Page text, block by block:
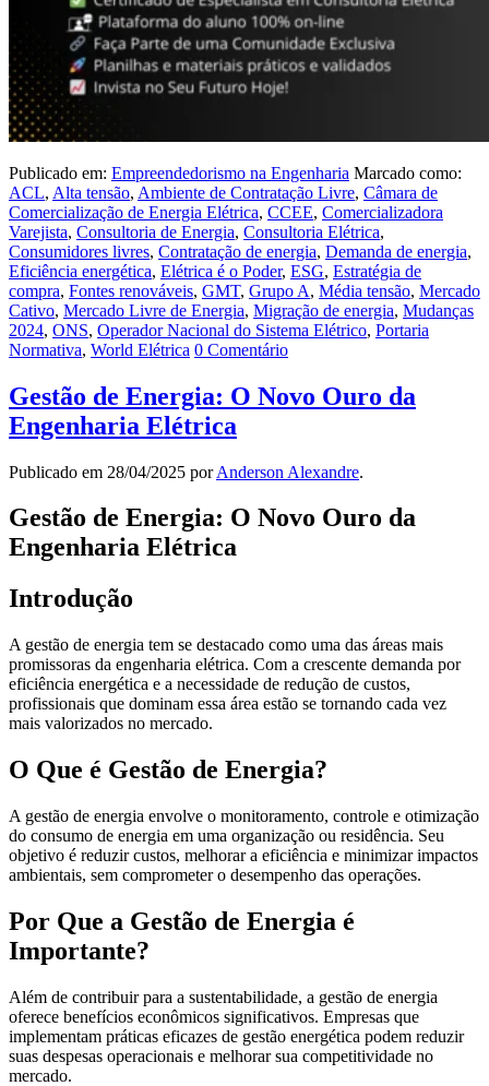
Publicado em: Empreendedorismo na Engenharia Marcado como:
ACL, Alta tensão, Ambiente de Contratação Livre, Câmara de
Comercialização de Energia Elétrica, CCEE, Comercializadora
Varejista, Consultoria de Energia, Consultoria Elétrica,
Consumidores livres, Contratação de energia, Demanda de energia,
Eficiência energética, Elétrica é o Poder, ESG, Estratégia de
compra, Fontes renováveis, GMT, Grupo A, Média tensão, Mercado
Cativo, Mercado Livre de Energia, Migração de energia, Mudanças
2024, ONS, Operador Nacional do Sistema Elétrico, Portaria
Normativa, World Elétrica 0 Comentário
Gestão de Energia: O Novo Ouro da
Engenharia Elétrica
Publicado em 28/04/2025 porAnderson Alexandre.
Gestão de Energia: O Novo Ouro da
Engenharia Elétrica
Introdução
A gestão de energia tem se destacado como uma das áreas mais
promissoras da engenharia elétrica. Com a crescente demanda por
eficiência energética e a necessidade de redução de custos,
profissionais que dominam essa área estão se tornando cada vez
mais valorizados no mercado.
O Que é Gestão de Energia?
A gestão de energia envolve o monitoramento, controle e otimização
do consumo de energia em uma organização ou residência. Seu
objetivo é reduzir custos, melhorar a eficiência e minimizar impactos
ambientais, sem comprometer o desempenho das operações.
Por Que a Gestão de Energia é
Importante?
Além de contribuir para a sustentabilidade, a gestão de energia
oferece benefícios econômicos significativos. Empresas que
implementam práticas eficazes de gestão energética podem reduzir
suas despesas operacionais e melhorar sua competitividade no
mercado.